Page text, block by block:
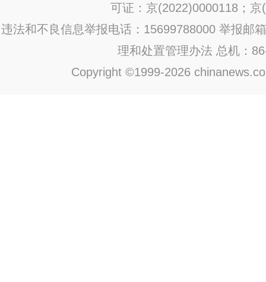
可证：京(2022)0000118；京
违法和不良信息举报电话：15699788000 举报邮
理和处置管理办法 总机：
Copyright ©1999-2026